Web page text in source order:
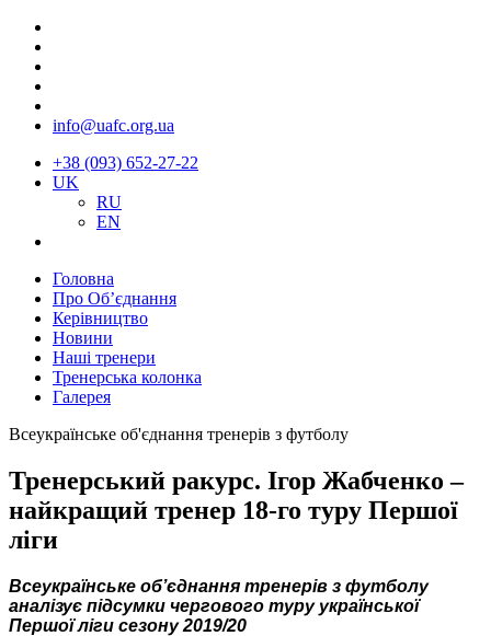
info@uafc.org.ua
+38 (093) 652-27-22
UK
RU
EN
Головна
Про Об’єднання
Керівництво
Новини
Наші тренери
Тренерська колонка
Галерея
Всеукраїнське об'єднання тренерів з футболу
Тренерський ракурс. Ігор Жабченко –
найкращий тренер 18-го туру Першої
ліги
Всеукраїнське об’єднання тренерів з футболу
аналізує підсумки чергового туру української
Першої ліги сезону2019/20